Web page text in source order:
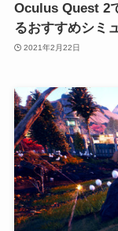
Oculus Quest 2
るおすすめシミ
2021年2月22日